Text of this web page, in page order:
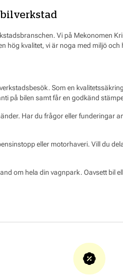
bilverkstad
Vi på Mekonomen
hög kvalitet, vi är noga med miljö
Som en
på bilen samt får en godkänd
Har du frågor eller funderingar
eller motorhaveri. Vill du
om hela din vagnpark. Oavsett bil